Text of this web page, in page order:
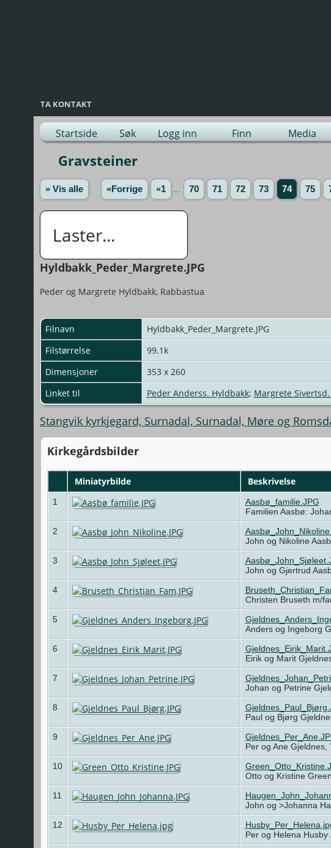
TA KONTAKT
Startside Søk Logg inn Finn Media
Gravsteiner
» Vis alle «Forrige «1 70 71 72 73 74 75
Laster...
Hyldbakk_Peder_Margrete.JPG
Peder og Margrete Hyldbakk, Rabbastua
Filnavn
Hyldbakk_Peder_Margrete.JPG
Filstørrelse
99.1k
Dimensjoner
353 x 260
Linket til
Peder Anderss. Hyldbakk; Margrete
Stangvik kyrkjegard, Surnadal, Surnadal, Møre og
Kirkegårdsbilder
Miniatyrbilde Beskrivelse
1
Aasbø_familie.JPG
Familien Aasbø:
2
John og Nikoline
3
John og Gjertrud
4
Christen Bruseth m/
5
Anders og Ingeborg
6
Eirik og Marit
7
Johan og Petrine
8
Paul og Bjørg
9
Per og Ane
10
Otto og Kristine
11
John og >Johanna
12
Per og Helena Husby